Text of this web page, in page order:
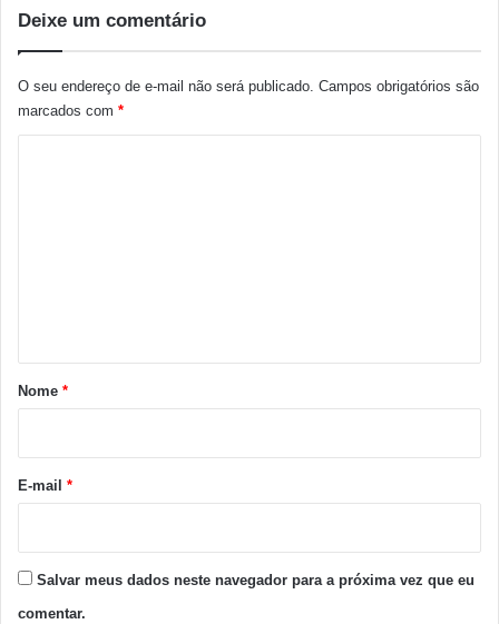
Deixe um comentário
O seu endereço de e-mail não será publicado. Campos obrigatórios são
marcados com *
r
*
Nome *
E-mail *
Salvar meus dados neste navegador para a próxima vez que eu
comentar.